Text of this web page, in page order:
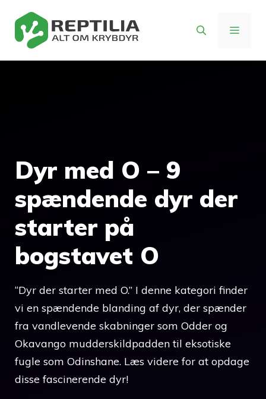
indhold
MENU
Dyr med O – 9
spændende dyr der
starter på
bogstavet O
“Dyr der starter med O.” I denne kategori finder
vi en spændende blanding af dyr, der spænder
fra vandlevende skabninger som Odder og
Okavango mudderskildpadden til eksotiske
fugle som Odinshane. Læs videre for at opdage
disse fascinerende dyr!